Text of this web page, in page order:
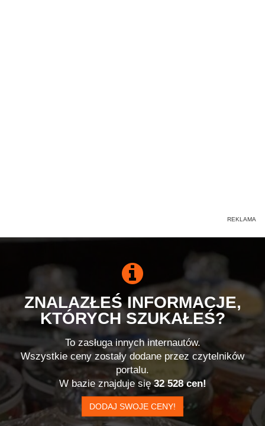
ZNALAZŁEŚ INFORMACJE,
KTÓRYCH SZUKAŁEŚ?
To zasługa innych internautów.
Wszystkie ceny zostały dodane przez czytelników
portalu.
W bazie znajduje się32 528 cen!
DODAJ SWOJE CENY!